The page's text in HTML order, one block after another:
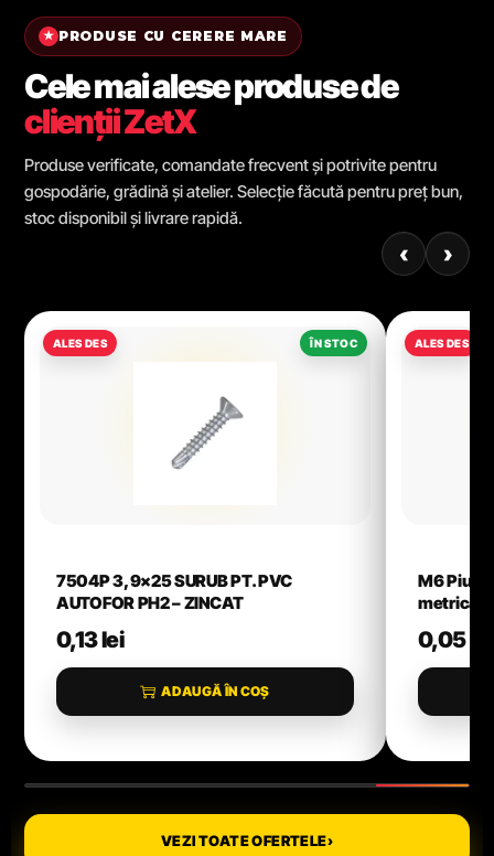
★ PRODUSE CU CERERE MARE
Cele mai alese produse de
clienții ZetX
Produse verificate, comandate frecvent și potrivite pentru
gospodărie, grădină și atelier. Selecție făcută pentru preț bun,
stoc disponibil și livrare rapidă.
‹ ›
7504P 3,9×25 SURUB PT. PVC
AUTOFOR PH2 – ZINCAT
0,13lei
ADAUGĂ ÎN COȘ
M6
metrică
0,05
VEZI TOATE OFERTELE›